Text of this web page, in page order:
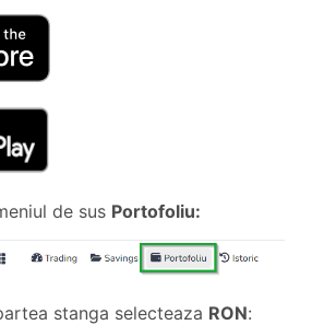
de sus Portofoliu:
stanga selecteaza RON: